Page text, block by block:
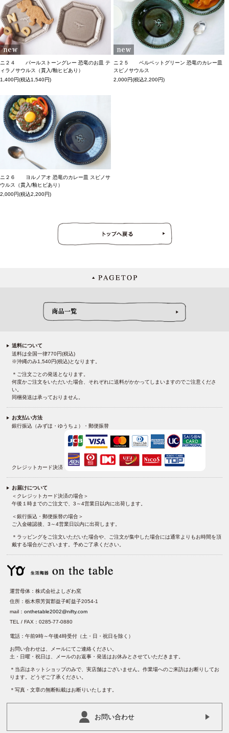
ニ２４ パールストーングレー 恐竜のお皿 テ
ィラノサウルス（貫入/釉ヒビあり）
1,400円(税込1,540円)
ニ２５ ベルベットグリーン 恐竜のカレー皿
スピノサウルス
2,000円(税込2,200円)
ニ２６ ヨルノアオ 恐竜のカレー皿 スピノサ
ウルス（貫入/釉ヒビあり）
2,000円(税込2,200円)
送料について
送料は全国一律770円(税込)
※沖縄のみ1,540円(税込)となります。
＊ご注文ごとの発送となります。
何度かご注文をいただいた場合、それぞれに送料がかかってしまいますのでご注意くださ
い。
同梱発送は承っておりません。
お支払い方法
銀行振込（みずほ・ゆうちょ）・郵便振替
クレジットカード決済
お届けについて
＜クレジットカード決済の場合＞
午後１時までのご注文で、3～4営業日以内に出荷します。
＜銀行振込・郵便振替の場合＞
ご入金確認後、3～4営業日以内に出荷します。
＊ラッピングをご注文いただいた場合や、ご注文が集中した場合には通常よりもお時間を頂
戴する場合がございます。予めご了承ください。
運営母体：株式会社よしざわ窯
住所：栃木県芳賀郡益子町益子2054-1
mail：onthetable2002@nifty.com
TEL / FAX：0285-77-0880
電話：午前9時～午後4時受付（土・日・祝日を除く）
お問い合わせは、メールにてご連絡ください。
土・日曜・祝日は、メールのお返事・発送はお休みとさせていただきます。
＊当店はネットショップのみで、実店舗はございません。作業場へのご来訪はお断りしてお
ります。どうぞご了承ください。
＊写真・文章の無断転載はお断りいたします。
お問い合わせ